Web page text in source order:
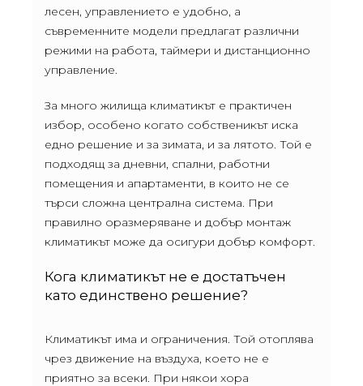
лесен, управлението е удобно, а
съвременните модели предлагат различни
режими на работа, таймери и дистанционно
управление.
За много жилища климатикът е практичен
избор, особено когато собственикът иска
едно решение и за зимата, и за лятото. Той е
подходящ за дневни, спални, работни
помещения и апартаменти, в които не се
търси сложна централна система. При
правилно оразмеряване и добър монтаж
климатикът може да осигури добър комфорт.
Кога климатикът не е достатъчен
като единствено решение?
Климатикът има и ограничения. Той отоплява
чрез движение на въздуха, което не е
приятно за всеки. При някои хора